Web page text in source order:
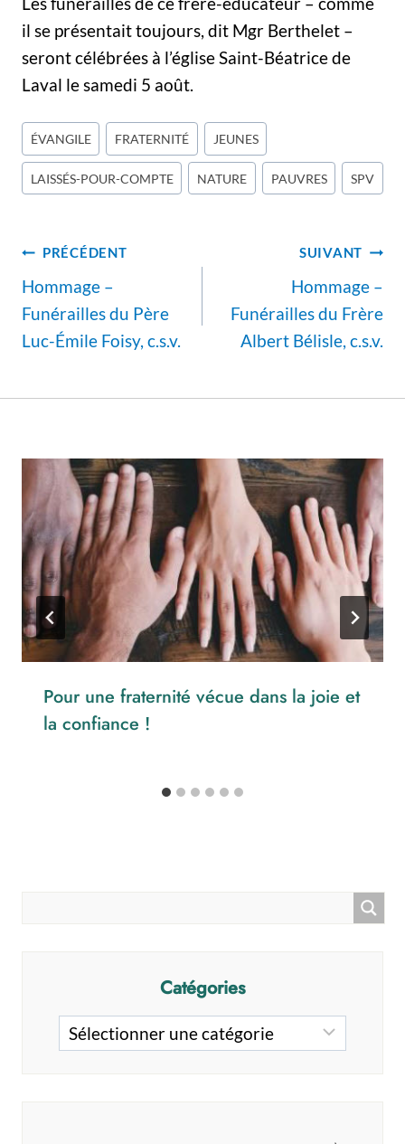
il se présentait toujours, dit Mgr Berthelet –
seront célébrées à l’église Saint-Béatrice de
Laval le samedi 5 août.
Étiquettes
de
la
ÉVANGILE FRATERNITÉ JEUNES
LAISSÉS-POUR-COMPTE NATURE PAUVRES SPV
Navigation
de
l’article
PRÉCÉDENT
Hommage –
Funérailles du Père
Luc-Émile Foisy, c.s.v.
SUIVANT
Hommage –
Funérailles du Frère
Albert Bélisle, c.s.v.
Pour une fraternité vécue dans la joie et
la confiance !
Catégories
Catégories